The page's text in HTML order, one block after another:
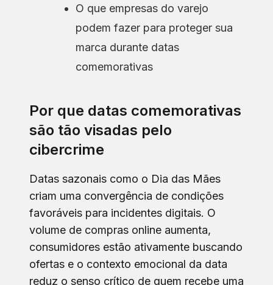
O que empresas do varejo
podem fazer para proteger sua
marca durante datas
comemorativas
Por que datas comemorativas
são tão visadas pelo
cibercrime
Datas sazonais como o Dia das Mães
criam uma convergência de condições
favoráveis para incidentes digitais. O
volume de compras online aumenta,
consumidores estão ativamente buscando
ofertas e o contexto emocional da data
reduz o senso crítico de quem recebe uma